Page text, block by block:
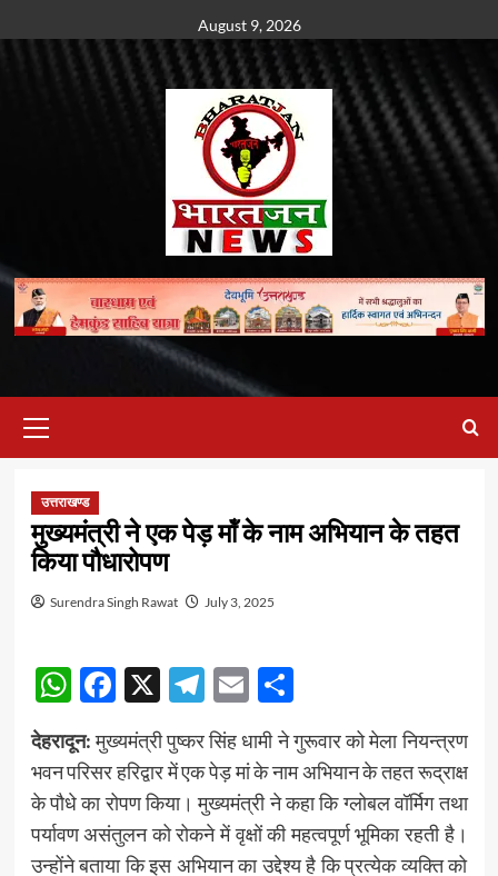
to
August 9, 2026
Menu
उत्तराखण्ड
मुख्यमंत्री ने एक पेड़ मॉं के नाम अभियान के तहत
किया पौधारोपण
Surendra Singh Rawat July 3, 2025
WhatsApp
Facebook
X Telegram
EmailShare
देहरादून:मुख्यमंत्री पुष्कर सिंह धामी ने गुरूवार को मेला नियन्त्रण
भवन परिसर हरिद्वार में एक पेड़ मां के नाम अभियान के तहत रूद्राक्ष
के पौधे का रोपण किया। मुख्यमंत्री ने कहा कि ग्लोबल वॉर्मिग तथा
पर्यावण असंतुलन को रोकने में वृक्षों की महत्वपूर्ण भूमिका रहती है।
उन्होंने बताया कि इस अभियान का उद्देश्य है कि प्रत्येक व्यक्ति को